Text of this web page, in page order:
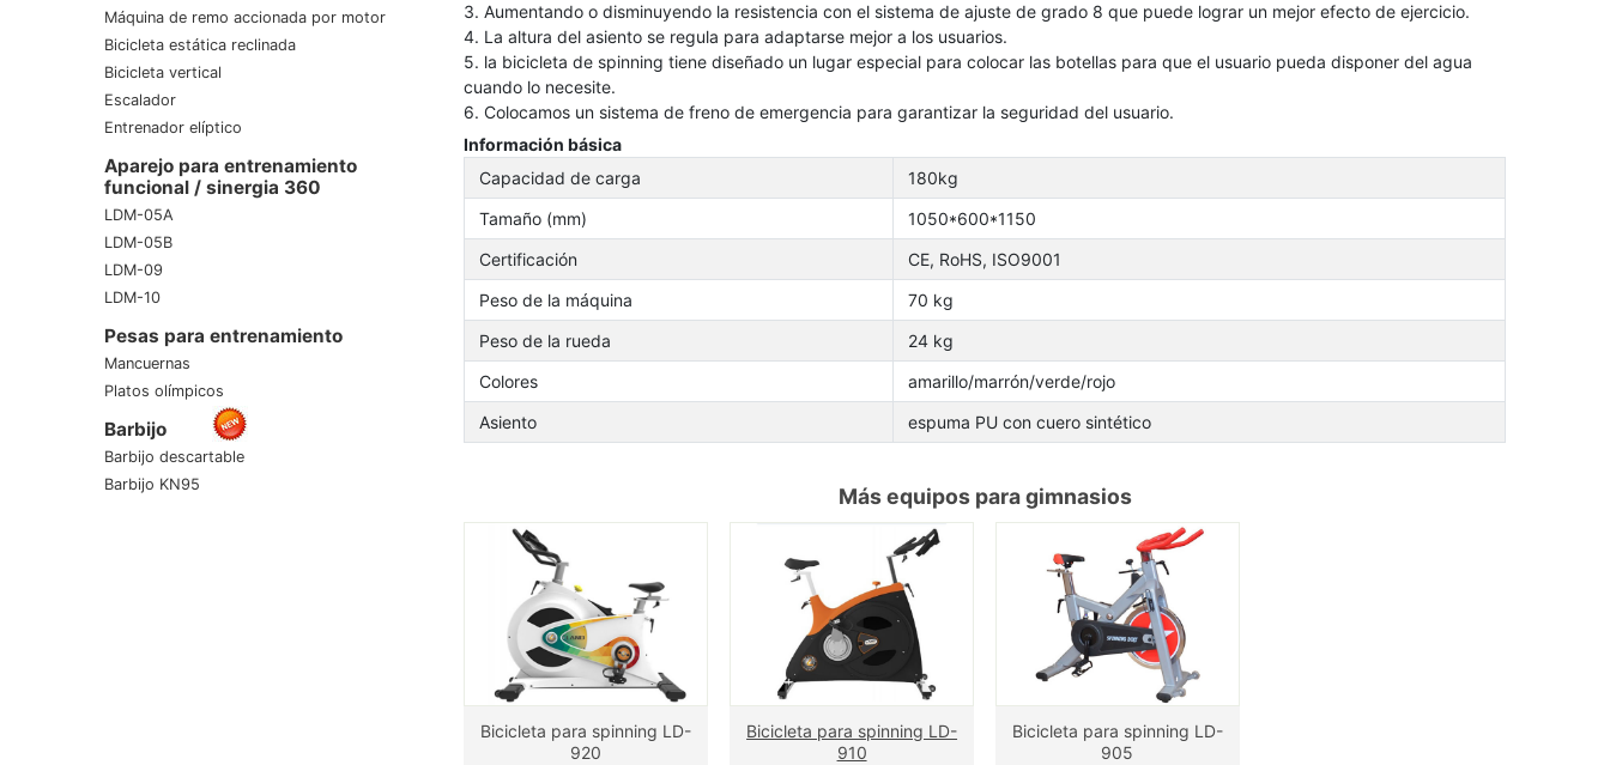
Máquina de remo accionada por motor
Bicicleta estática reclinada
Bicicleta vertical
Escalador
Entrenador elíptico
Aparejo para entrenamiento
funcional / sinergia 360
LDM-05A
LDM-05B
LDM-09
LDM-10
Pesas para entrenamiento
Mancuernas
Platos olímpicos
Barbijo
Barbijo descartable
Barbijo KN95
3. Aumentando o disminuyendo la resistencia con el sistema de ajuste de grado 8 que puede lograr un mejor efecto de ejercicio.
4. La altura del asiento se regula para adaptarse mejor a los usuarios.
5. la bicicleta de spinning tiene diseñado un lugar especial para colocar las botellas para que el usuario pueda disponer del agua
cuando lo necesite.
6. Colocamos un sistema de freno de emergencia para garantizar la seguridad del usuario.
Información básica
Capacidad de carga
180kg
Tamaño (mm)
1050*600*1150
Certificación
CE, RoHS, ISO9001
Peso de la máquina
70 kg
Peso de la rueda
24 kg
Colores
amarillo/marrón/verde/rojo
Asiento
espuma PU con cuero sintético
Más equipos para gimnasios
Bicicleta para spinning LD-
920
Bicicleta para spinning LD-
910
Bicicleta para spinning LD-
905